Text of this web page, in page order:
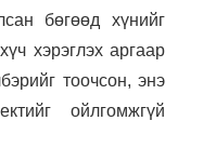
бөгөөд хүнийг
хэрэглэх аргаар
тоочсон, энэ
ойлгомжгүй